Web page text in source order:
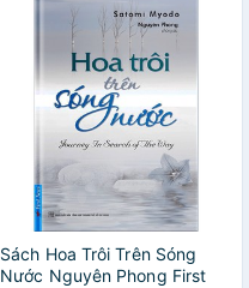
Sách Hoa Trôi Trên Sóng
Nước Nguyên Phong First